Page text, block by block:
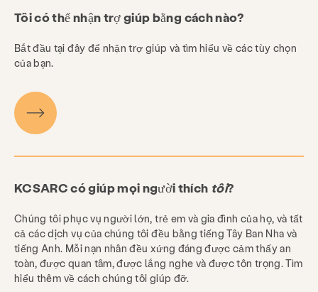
Tôi có thể nhận trợ giúp bằng cách nào?
Bắt đầu tại đây để nhận trợ giúp và tìm hiểu về các tùy chọn
của bạn.
KCSARC có giúp mọi người thích tôi?
Chúng tôi phục vụ người lớn, trẻ em và gia đình của họ, và tất
cả các dịch vụ của chúng tôi đều bằng tiếng Tây Ban Nha và
tiếng Anh. Mỗi nạn nhân đều xứng đáng được cảm thấy an
toàn, được quan tâm, được lắng nghe và được tôn trọng. Tìm
hiểu thêm về cách chúng tôi giúp đỡ.